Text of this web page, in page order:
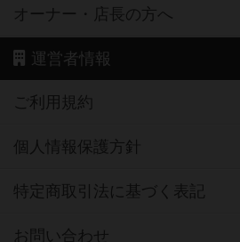
オーナー・店長の方へ
運営者情報
ご利用規約
個人情報保護方針
特定商取引法に基づく表記
お問い合わせ